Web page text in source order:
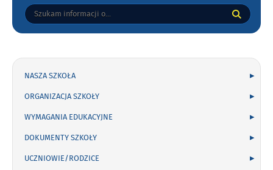
Tutaj
wpisz
NASZA SZKOŁA
ORGANIZACJA SZKOŁY
WYMAGANIA EDUKACYJNE
DOKUMENTY SZKOŁY
UCZNIOWIE/RODZICE